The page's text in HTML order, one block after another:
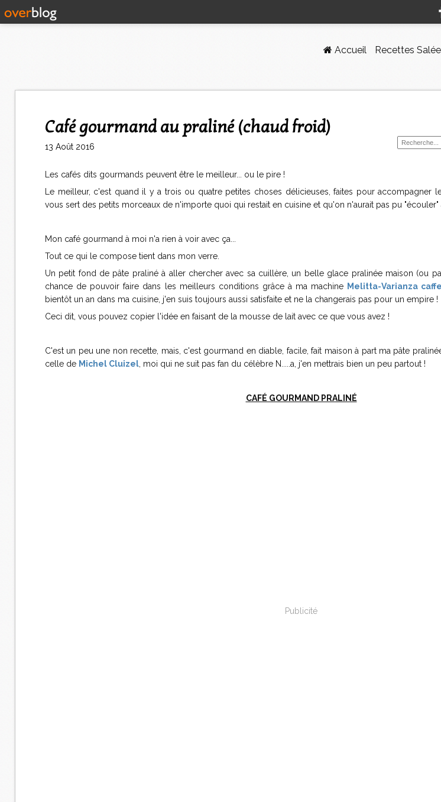
Accueil Recettes
Café gourmand au praliné (chaud froid)
13 Août 2016
Les cafés dits gourmands peuvent être le meilleur... ou le pire !
Le meilleur, c'est quand il y a trois ou quatre petites choses délicieuses, faites pour accompagner
vous sert des petits morceaux de n'importe quoi qui restait en cuisine et qu'on n'aurait pas pu "écouler"
Mon café gourmand à moi n'a rien à voir avec ça...
Tout ce qui le compose tient dans mon verre.
Un petit fond de pâte praliné à aller chercher avec sa cuillère, un belle glace pralinée maison (ou
chance de pouvoir faire dans les meilleurs conditions grâce à ma machine Melitta-Varianza
bientôt un an dans ma cuisine, j'en suis toujours aussi satisfaite et ne la changerais pas pour un empire !
Ceci dit, vous pouvez copier l'idée en faisant de la mousse de lait avec ce que vous avez !
C'est un peu une non recette, mais, c'est gourmand en diable, facile, fait maison à part ma pâte
celle de Michel Cluizel , moi qui ne suit pas fan du célèbre N.....a, j'en mettrais bien un peu partout !
CAFÉ GOURMAND PRALINÉ
Publicité